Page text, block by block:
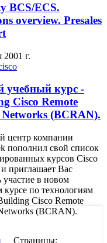
BCS/ECS.
overview. Presales
г.
учебный курс -
Cisco Remote
Networks (BCRAN).
центр компании
пополнил свой список
курсов Cisco
и приглашает Вас
участие в новом
курсе по технологиям
Cisco Remote
(BCRAN).
Страницы: